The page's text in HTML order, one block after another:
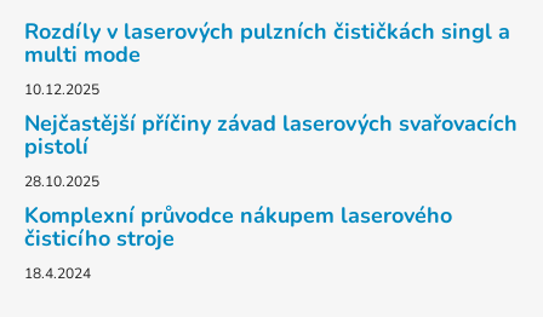
Rozdíly v laserových pulzních čističkách singl a
multi mode
10.12.2025
Nejčastější příčiny závad laserových svařovacích
pistolí
28.10.2025
Komplexní průvodce nákupem laserového
čisticího stroje
18.4.2024